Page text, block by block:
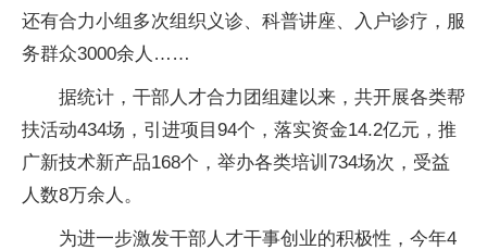
还有合力小组多次组织义诊、科普讲座、入户诊疗，服
务群众3000余人……
据统计，干部人才合力团组建以来，共开展各类帮
扶活动434场，引进项目94个，落实资金14.2亿元，推
广新技术新产品168个，举办各类培训734场次，受益
人数8万余人。
为进一步激发干部人才干事创业的积极性，今年4